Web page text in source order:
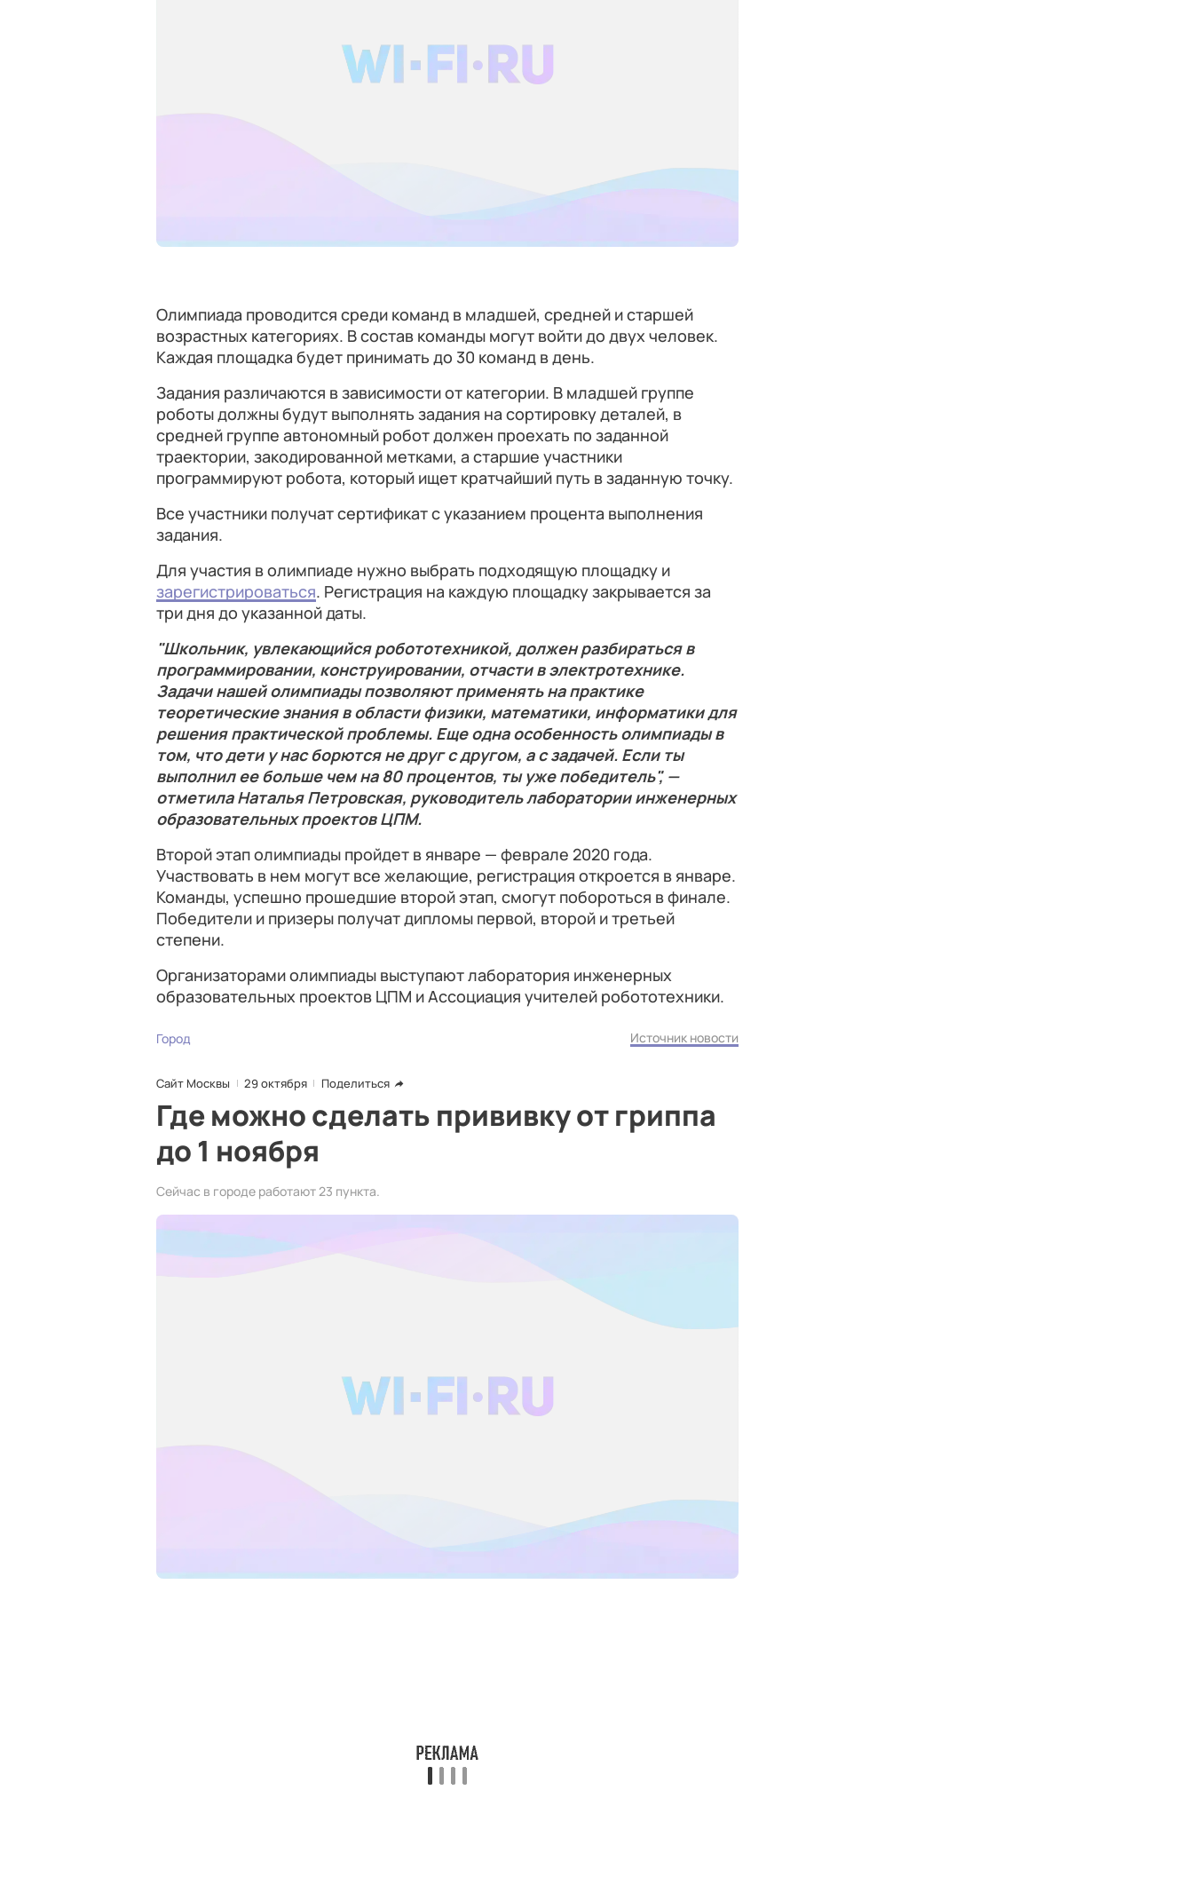
Олимпиада проводится среди команд в младшей, средней и старшей
возрастных категориях. В состав команды могут войти до двух человек.
Каждая площадка будет принимать до 30 команд в день.
Задания различаются в зависимости от категории. В младшей группе
роботы должны будут выполнять задания на сортировку деталей, в
средней группе автономный робот должен проехать по заданной
траектории, закодированной метками, а старшие участники
программируют робота, который ищет кратчайший путь в заданную точку.
Все участники получат сертификат с указанием процента выполнения
задания.
Для участия в олимпиаде нужно выбрать подходящую площадку и
зарегистрироваться. Регистрация на каждую площадку закрывается за
три дня до указанной даты.
"Школьник, увлекающийся робототехникой, должен разбираться в
программировании, конструировании, отчасти в электротехнике.
Задачи нашей олимпиады позволяют применять на практике
теоретические знания в области физики, математики, информатики для
решения практической проблемы. Еще одна особенность олимпиады в
том, что дети у нас борются не друг с другом, а с задачей. Если ты
выполнил ее больше чем на 80 процентов, ты уже победитель", —
отметила Наталья Петровская, руководитель лаборатории инженерных
образовательных проектов ЦПМ.
Второй этап олимпиады пройдет в январе — феврале 2020 года.
Участвовать в нем могут все желающие, регистрация откроется в январе.
Команды, успешно прошедшие второй этап, смогут побороться в финале.
Победители и призеры получат дипломы первой, второй и третьей
степени.
Организаторами олимпиады выступают лаборатория инженерных
образовательных проектов ЦПМ и Ассоциация учителей робототехники.
Город Источник новости
Сайт Москвы 29 октября Поделиться
Где можно сделать прививку от гриппа
до 1 ноября
Сейчас в городе работают 23 пункта.